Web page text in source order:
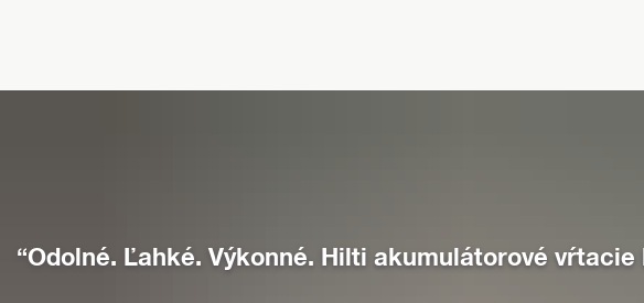
“Odolné. Ľahké. Výkonné. Hilti akumulátorové